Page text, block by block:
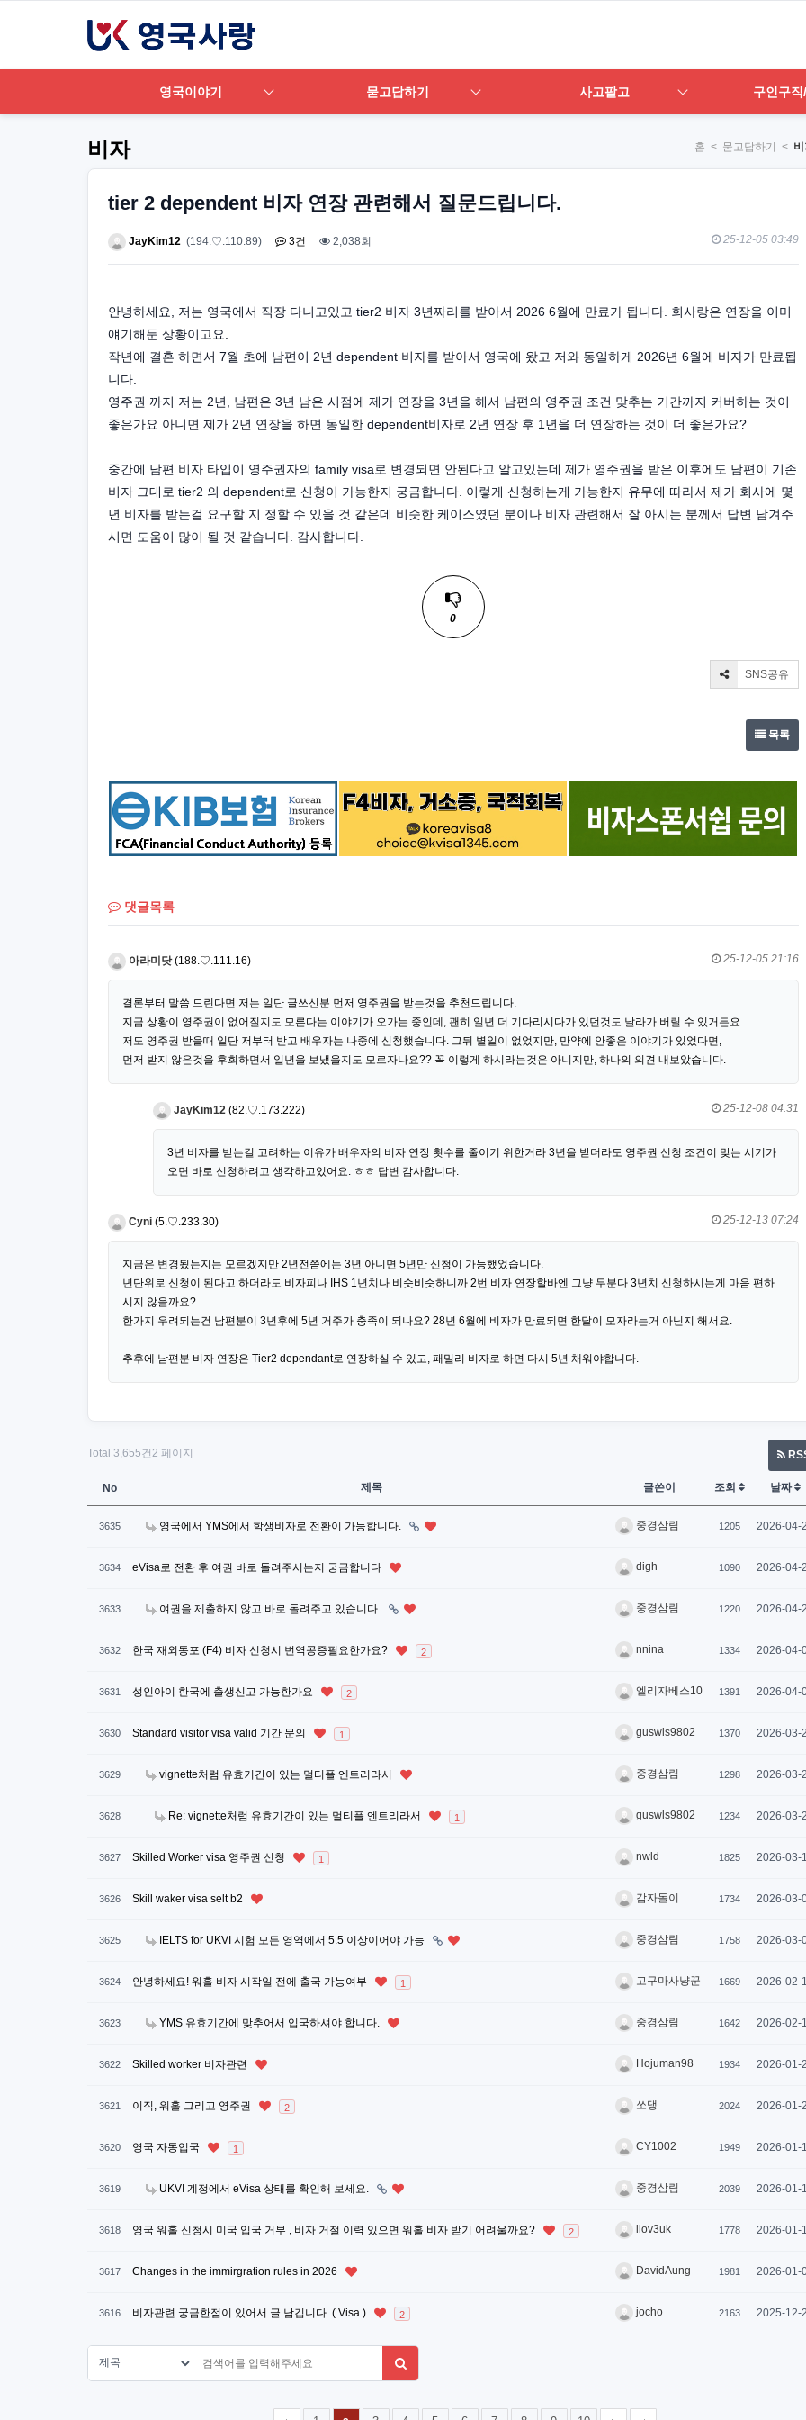
영국이야기 묻고답하기 사고팔고 구인구
비자 홈 < 묻고답하기 <
tier 2 dependent 비자 연장 관련해서 질문드립니다.
JayKim12 (194.♡.110.89) 3건 2,038회 25-12-05 03:49
안녕하세요, 저는 영국에서 직장 다니고있고 tier2 비자 3년짜리를 받아서 2026 6월에 만료가 됩니다. 회사랑은 연장을 이미
얘기해둔 상황이고요.
작년에 결혼 하면서 7월 초에 남편이 2년 dependent 비자를 받아서 영국에 왔고 저와 동일하게 2026년 6월에 비자가 만료됩
니다.
영주권 까지 저는 2년, 남편은 3년 남은 시점에 제가 연장을 3년을 해서 남편의 영주권 조건 맞추는 기간까지 커버하는 것이
좋은가요 아니면 제가 2년 연장을 하면 동일한 dependent비자로 2년 연장 후 1년을 더 연장하는 것이 더 좋은가요?
중간에 남편 비자 타입이 영주권자의 family visa로 변경되면 안된다고 알고있는데 제가 영주권을 받은 이후에도 남편이 기존
비자 그대로 tier2 의 dependent로 신청이 가능한지 궁금합니다. 이렇게 신청하는게 가능한지 유무에 따라서 제가 회사에 몇
년 비자를 받는걸 요구할 지 정할 수 있을 것 같은데 비슷한 케이스였던 분이나 비자 관련해서 잘 아시는 분께서 답변 남겨주
시면 도움이 많이 될 것 같습니다. 감사합니다.
0
SNS공유
목록
댓글목록
아라미닷 (188.♡.111.16) 25-12-05 21:16
결론부터 말씀 드린다면 저는 일단 글쓰신분 먼저 영주권을 받는것을 추천드립니다.
지금 상황이 영주권이 없어질지도 모른다는 이야기가 오가는 중인데, 괜히 일년 더 기다리시다가 있던것도 날라가 버릴 수 있거든요.
저도 영주권 받을때 일단 저부터 받고 배우자는 나중에 신청했습니다. 그뒤 별일이 없었지만, 만약에 안좋은 이야기가 있었다면,
먼저 받지 않은것을 후회하면서 일년을 보냈을지도 모르자나요?? 꼭 이렇게 하시라는것은 아니지만, 하나의 의견 내보았습니다.
JayKim12 (82.♡.173.222) 25-12-08 04:31
3년 비자를 받는걸 고려하는 이유가 배우자의 비자 연장 횟수를 줄이기 위한거라 3년을 받더라도 영주권 신청 조건이 맞는 시기가
오면 바로 신청하려고 생각하고있어요. ㅎㅎ 답변 감사합니다.
Cyni (5.♡.233.30) 25-12-13 07:24
지금은 변경됬는지는 모르겠지만 2년전쯤에는 3년 아니면 5년만 신청이 가능했었습니다.
년단위로 신청이 된다고 하더라도 비자피나 IHS 1년치나 비슷비슷하니까 2번 비자 연장할바엔 그냥 두분다 3년치 신청하시는게 마음 편하
시지 않을까요?
한가지 우려되는건 남편분이 3년후에 5년 거주가 충족이 되나요? 28년 6월에 비자가 만료되면 한달이 모자라는거 아닌지 해서요.
추후에 남편분 비자 연장은 Tier2 dependant로 연장하실 수 있고, 패밀리 비자로 하면 다시 5년 채워야합니다.
Total 3,655건2 페이지
No 제목 글쓴이 조회 날짜
3635 영국에서 YMS에서 학생비자로 전환이 가능합니다. 중경삼림 1205 2026-04-
3634 eVisa로 전환 후 여권 바로 돌려주시는지 궁금합니다 digh 1090 2026-04-
3633 여권을 제출하지 않고 바로 돌려주고 있습니다. 중경삼림 1220 2026-04-
3632 한국 재외동포 (F4) 비자 신청시 번역공증필요한가요? 2 nnina 1334 2026-04-
3631 성인아이 한국에 출생신고 가능한가요 2 엘리자베스10 1391 2026-04-
3630 Standard visitor visa valid 기간 문의 1 guswls9802 1370 2026-03-
3629 vignette처럼 유효기간이 있는 멀티플 엔트리라서 중경삼림 1298 2026-03-
3628 Re: vignette처럼 유효기간이 있는 멀티플 엔트리라서 1 guswls9802 1234 2026-03-
3627 Skilled Worker visa 영주권 신청 1 nwld 1825 2026-03-
3626 Skill waker visa selt b2 감자돌이 1734 2026-03-
3625 IELTS for UKVI 시험 모든 영역에서 5.5 이상이어야 가능 중경삼림 1758 2026-03-
3624 안녕하세요! 워홀 비자 시작일 전에 출국 가능여부 1 고구마사냥꾼 1669 2026-02-
3623 YMS 유효기간에 맞추어서 입국하셔야 합니다. 중경삼림 1642 2026-02-
3622 Skilled worker 비자관련 Hojuman98 1934 2026-01-
3621 이직, 워홀 그리고 영주권 2 쏘댕 2024 2026-01-
3620 영국 자동입국 1 CY1002 1949 2026-01-
3619 UKVI 계정에서 eVisa 상태를 확인해 보세요. 중경삼림 2039 2026-01-
3618 영국 워홀 신청시 미국 입국 거부 , 비자 거절 이력 있으면 워홀 비자 받기 어려울까요? 2 ilov3uk 1778 2026-01-
3617 Changes in the immirgration rules in 2026 DavidAung 1981 2026-01-
3616 비자관련 궁금한점이 있어서 글 남깁니다. ( Visa ) 2 jocho 2163 2025-12-